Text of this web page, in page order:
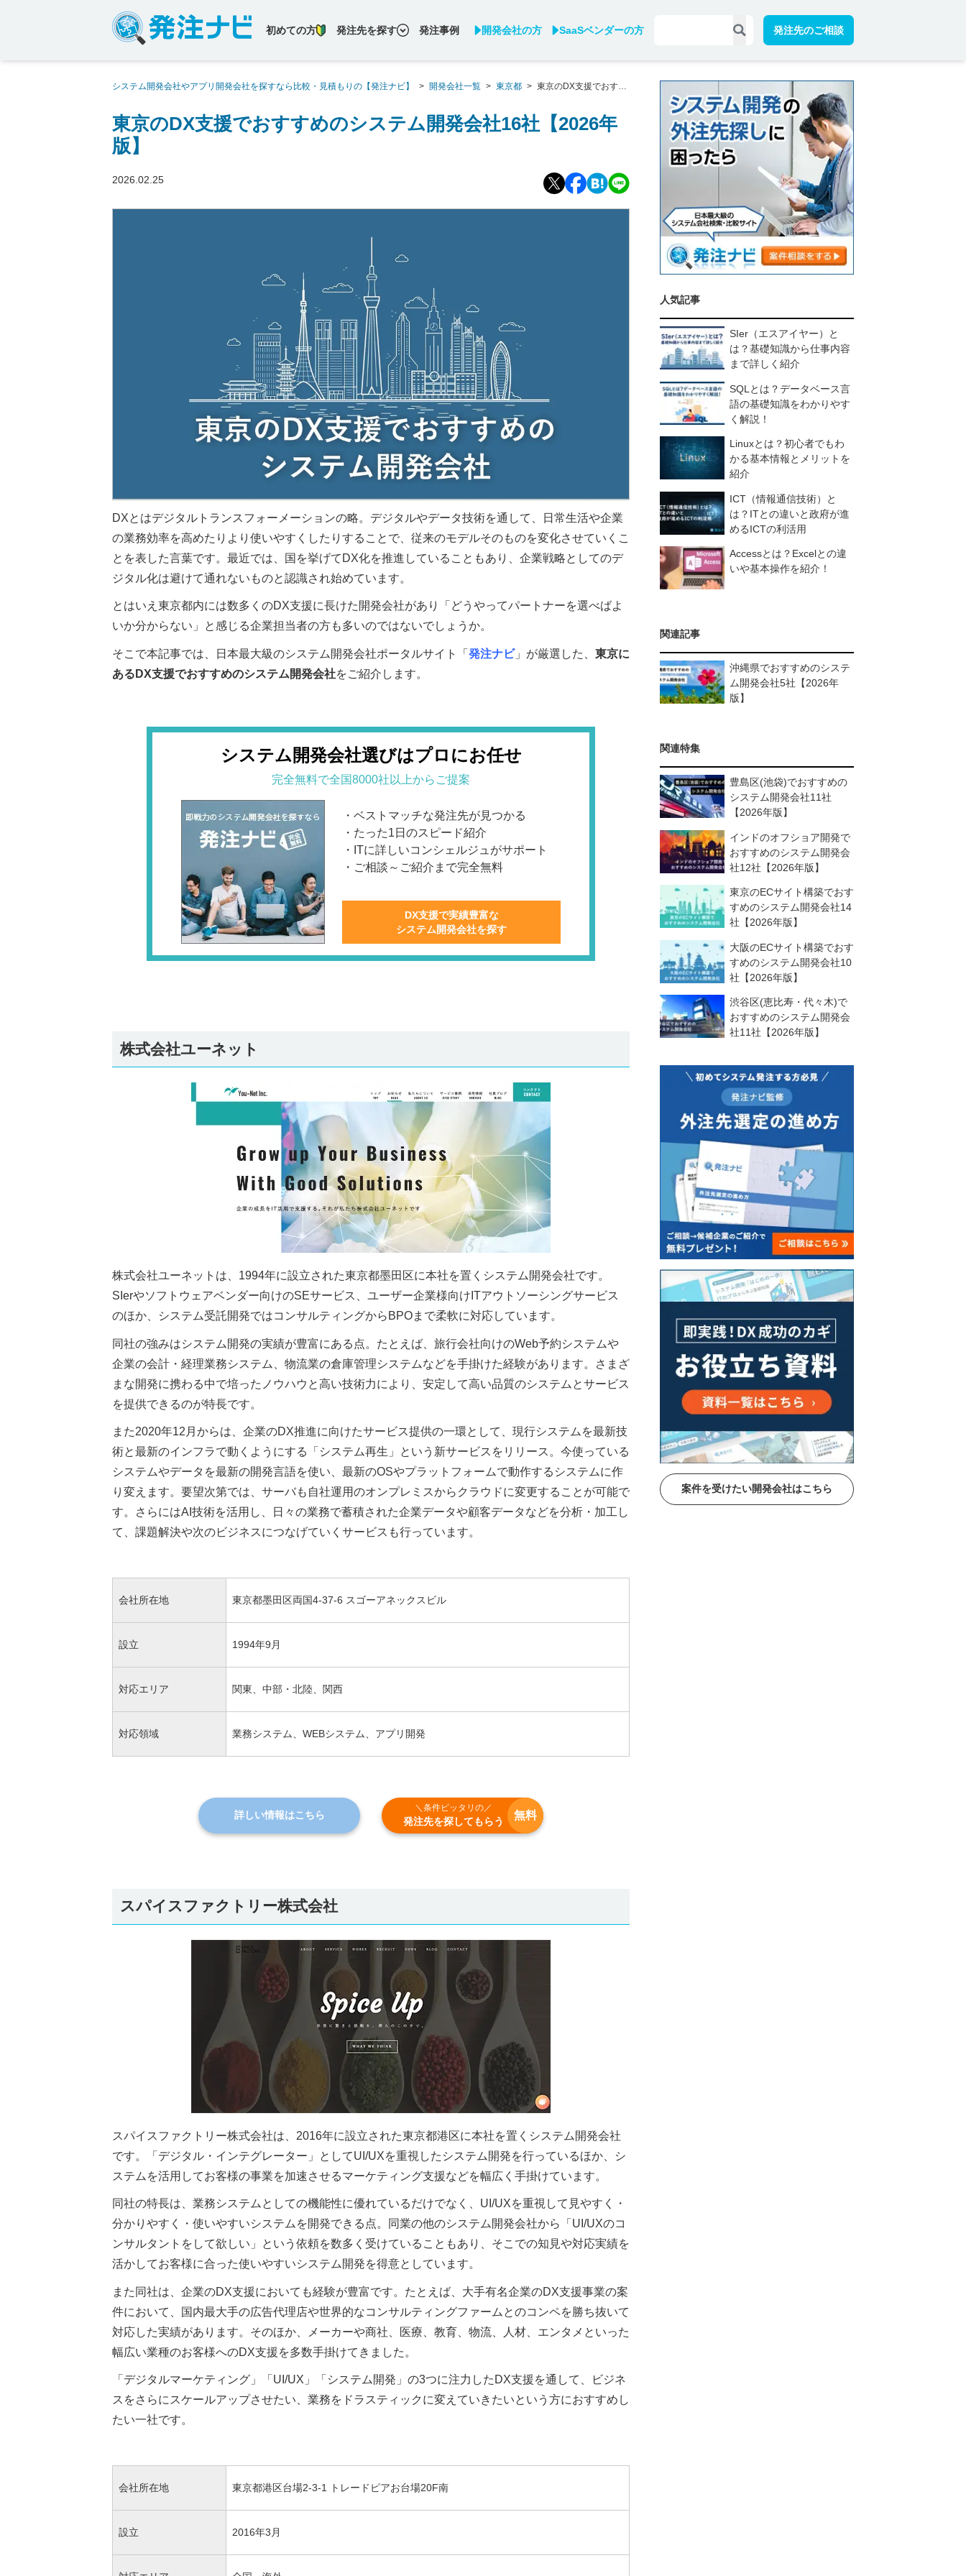
初めての方 発注先を探す 発注事例 開発会社の方 SaaSベンダーの方 発注先のご相談
システム開発会社やアプリ開発会社を探すなら比較・見積もりの【発注ナビ】 > 開発会社一覧 > 東京都 > 東京のDX支援でおすす
東京のDX支援でおすすめのシステム開発会社16社【2026年
版】
2026.02.25
DXとはデジタルトランスフォーメーションの略。デジタルやデータ技術を通して、日常生活や企業
の業務効率を高めたりより使いやすくしたりすることで、従来のモデルそのものを変化させていくこ
とを表した言葉です。最近では、国を挙げてDX化を推進していることもあり、企業戦略としてのデ
ジタル化は避けて通れないものと認識され始めています。
とはいえ東京都内には数多くのDX支援に長けた開発会社があり「どうやってパートナーを選べばよ
いか分からない」と感じる企業担当者の方も多いのではないでしょうか。
そこで本記事では、日本最大級のシステム開発会社ポータルサイト「 発注ナビ」が厳選した、 東京に
あるDX支援でおすすめのシステム開発会社をご紹介します。
システム開発会社選びはプロにお任せ
完全無料で全国8000社以上からご提案
・ベストマッチな発注先が見つかる
・たった1日のスピード紹介
・ITに詳しいコンシェルジュがサポート
・ご相談～ご紹介まで完全無料
DX支援で実績豊富な
システム開発会社を探す
株式会社ユーネット
株式会社ユーネットは、1994年に設立された東京都墨田区に本社を置くシステム開発会社です。
SIerやソフトウェアベンダー向けのSEサービス、ユーザー企業様向けITアウトソーシングサービス
のほか、システム受託開発ではコンサルティングからBPOまで柔軟に対応しています。
同社の強みはシステム開発の実績が豊富にある点。たとえば、旅行会社向けのWeb予約システムや
企業の会計・経理業務システム、物流業の倉庫管理システムなどを手掛けた経験があります。さまざ
まな開発に携わる中で培ったノウハウと高い技術力により、安定して高い品質のシステムとサービス
を提供できるのが特長です。
また2020年12月からは、企業のDX推進に向けたサービス提供の一環として、現行システムを最新技
術と最新のインフラで動くようにする「システム再生」という新サービスをリリース。今使っている
システムやデータを最新の開発言語を使い、最新のOSやプラットフォームで動作するシステムに作
り変えます。要望次第では、サーバも自社運用のオンプレミスからクラウドに変更することが可能で
す。さらにはAI技術を活用し、日々の業務で蓄積された企業データや顧客データなどを分析・加工し
て、課題解決や次のビジネスにつなげていくサービスも行っています。
会社所在地 東京都墨田区両国4-37-6 スゴーアネックスビル
設立 1994年9月
対応エリア 関東、中部・北陸、関西
対応領域 業務システム、WEBシステム、アプリ開発
詳しい情報はこちら
＼条件ピッタリの／
発注先を探してもらう
無料
スパイスファクトリー株式会社
スパイスファクトリー株式会社は、2016年に設立された東京都港区に本社を置くシステム開発会社
です。「デジタル・インテグレーター」としてUI/UXを重視したシステム開発を行っているほか、シ
ステムを活用してお客様の事業を加速させるマーケティング支援などを幅広く手掛けています。
同社の特長は、業務システムとしての機能性に優れているだけでなく、UI/UXを重視して見やすく・
分かりやすく・使いやすいシステムを開発できる点。同業の他のシステム開発会社から「UI/UXのコ
ンサルタントをして欲しい」という依頼を数多く受けていることもあり、そこでの知見や対応実績を
活かしてお客様に合った使いやすいシステム開発を得意としています。
また同社は、企業のDX支援においても経験が豊富です。たとえば、大手有名企業のDX支援事業の案
件において、国内最大手の広告代理店や世界的なコンサルティングファームとのコンペを勝ち抜いて
対応した実績があります。そのほか、メーカーや商社、医療、教育、物流、人材、エンタメといった
幅広い業種のお客様へのDX支援を多数手掛けてきました。
「デジタルマーケティング」「UI/UX」「システム開発」の3つに注力したDX支援を通して、ビジネ
スをさらにスケールアップさせたい、業務をドラスティックに変えていきたいという方におすすめし
たい一社です。
会社所在地 東京都港区台場2-3-1 トレードピアお台場20F南
設立 2016年3月
人気記事
SIer（エスアイヤー）と
は？基礎知識から仕事内容
まで詳しく紹介
SQLとは？データベース言
語の基礎知識をわかりやす
く解説！
Linuxとは？初心者でもわ
かる基本情報とメリットを
紹介
ICT（情報通信技術）と
は？ITとの違いと政府が進
めるICTの利活用
Accessとは？Excelとの違
いや基本操作を紹介！
関連記事
沖縄県でおすすめのシステ
ム開発会社5社【2026年
版】
関連特集
豊島区(池袋)でおすすめの
システム開発会社11社
【2026年版】
インドのオフショア開発で
おすすめのシステム開発会
社12社【2026年版】
東京のECサイト構築でおす
すめのシステム開発会社14
社【2026年版】
大阪のECサイト構築でおす
すめのシステム開発会社10
社【2026年版】
渋谷区(恵比寿・代々木)で
おすすめのシステム開発会
社11社【2026年版】
案件を受けたい開発会社はこちら